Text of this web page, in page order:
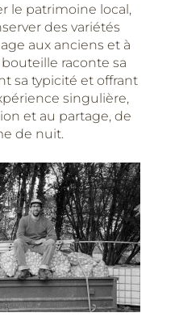
le patrimoine local,
des variétés
aux anciens et à
raconte sa
sa typicité et offrant
singulière,
et au partage, de
de nuit.